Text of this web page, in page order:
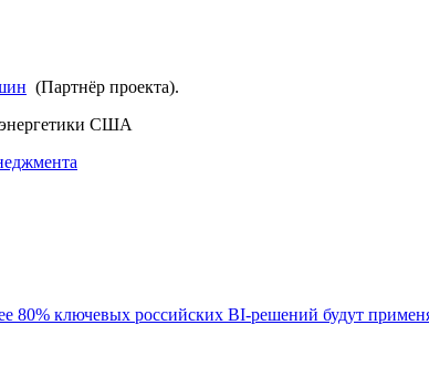
(Партнёр проекта).
США
80% ключевых российских BI-решений будут